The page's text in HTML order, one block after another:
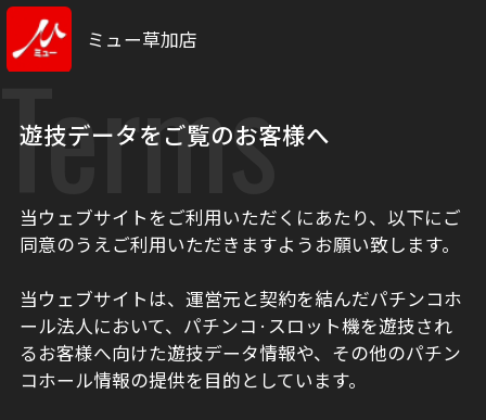
ミュー草加店
Terms
遊技データをご覧のお客様へ
当ウェブサイトをご利用いただくにあたり、以下にご
同意のうえご利用いただきますようお願い致します。
当ウェブサイトは、運営元と契約を結んだパチンコホ
ール法人において、パチンコ·スロット機を遊技され
るお客様へ向けた遊技データ情報や、その他のパチン
コホール情報の提供を目的としています。